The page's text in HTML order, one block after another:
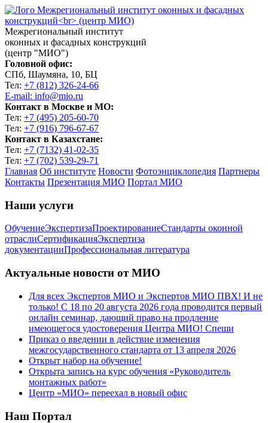
Межрегиональный институт
оконных и фасадных конструкций
(центр "МИО")
Головной офис:
СПб, Шаумяна, 10, БЦ
Тел: +7 (812) 326-24-66
E-mail: info@mio.ru
Контакт в Москве и МО:
Тел: +7 (495) 205-60-70
Тел: +7 (916) 796-67-67
Контакт в Казахстане:
Тел: +7 (7132) 41-02-35
Тел: +7 (702) 539-29-71
Главная Об институте Новости Фотоэнциклопедия Партнеры
Контакты Презентация МИО Портал МИО
Наши услуги
ОбучениеЭкспертизаПроектированиеСтандарты оконной
отраслиСертификацияЭкспертиза
документацииПрофессиональная литература
Актуальные новости от МИО
Для всех Экспертов МИО и Экспертов МИО ПВХ! И не
только! С 18 по 20 августа 2026 года проводится первый
онлайн семинар, дающий право на продление
имеющегося удостоверения Центра МИО! Спеши
Приказ о введении в действие изменения
межгосударственного стандарта от 13 апреля 2026
Открыт набор на обучение!
Открыта запись на курс обучения «Руководитель
монтажных работ»
Центр «МИО» переехал в новый офис
Наш Портал